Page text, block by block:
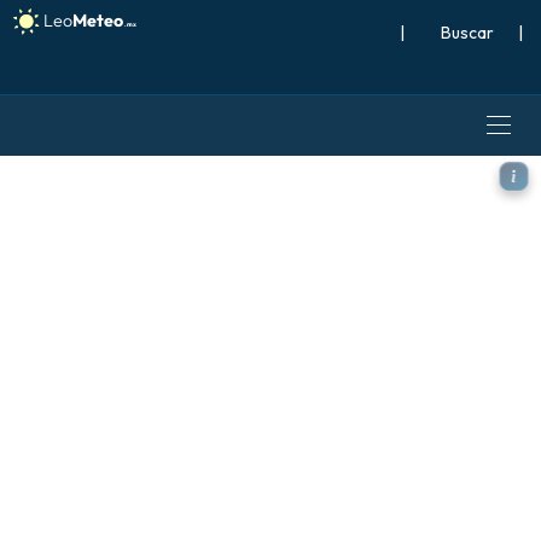
| |
ECMWF AIFS 0.25° [IA]